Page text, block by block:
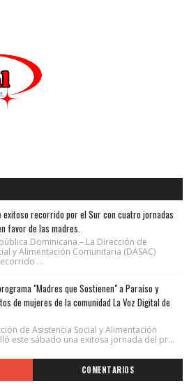
exitoso recorrido por el Sur con cuatro jornadas
favor de las madres.
Dominicana.– La Dirección de
y Alimentación Comunitaria (DASAC)
...
"Madres que Sostienen" a Paraíso y
de mujeres de la comunidad La Voz Digital de
de Asistencia Social y Alimentación
este sábado una exitosa jornada del pr...
COMENTARIOS